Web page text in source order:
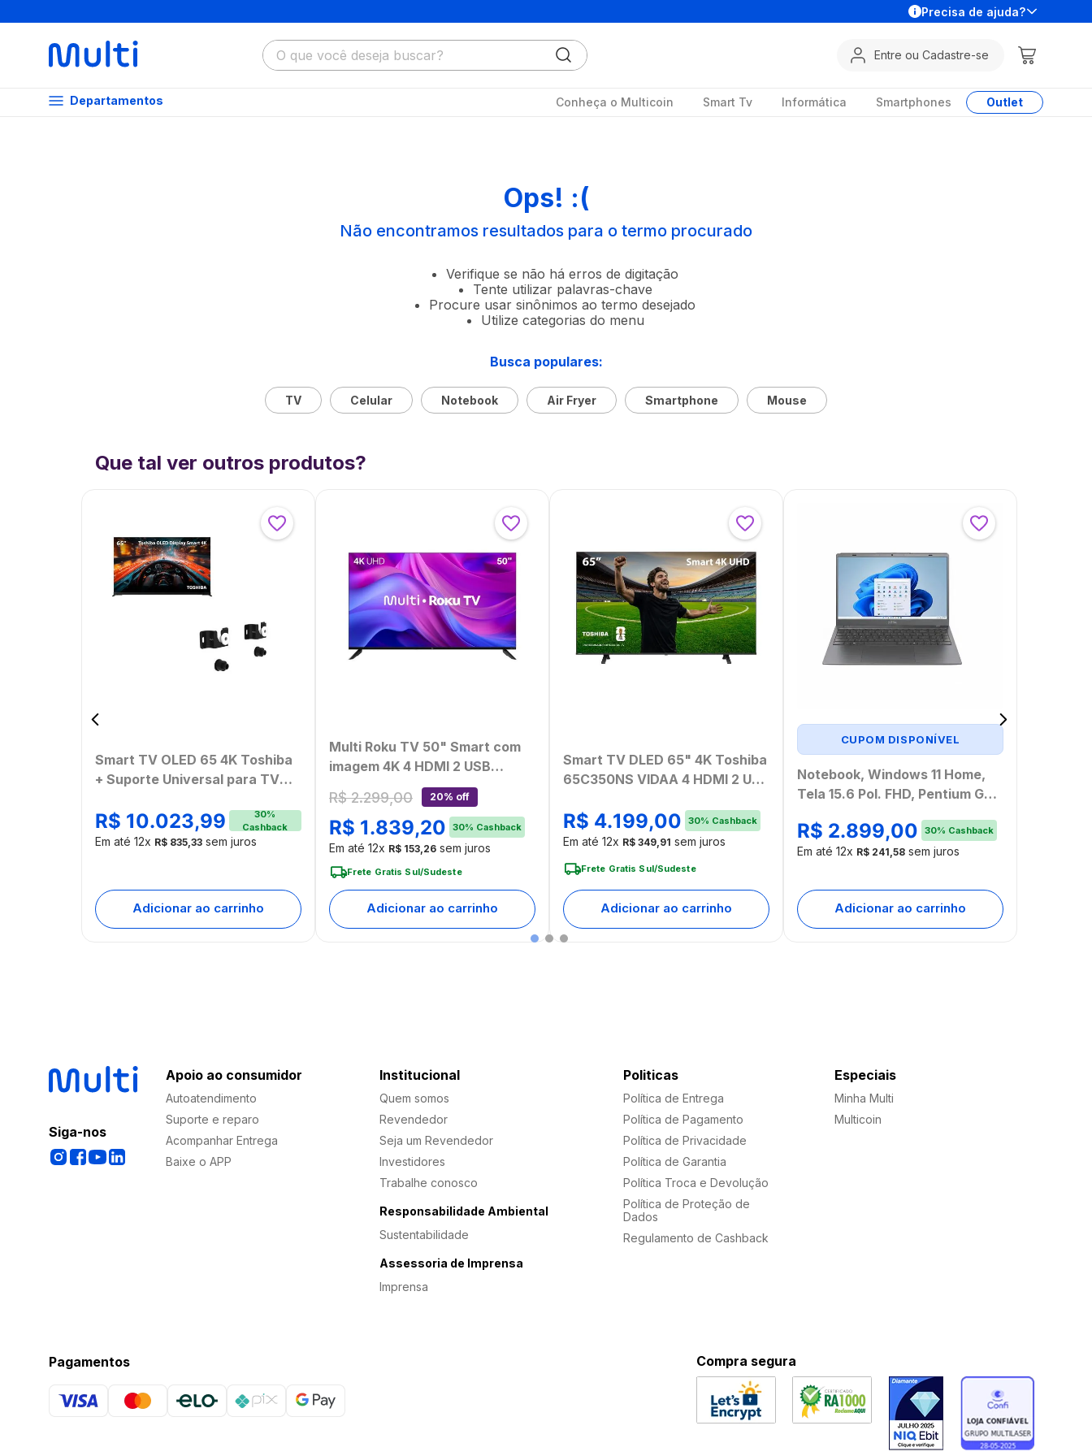
Precisa de ajuda?
O que você deseja buscar?
Entre ou Cadastre-se
Departamentos Conheça o Multicoin Smart Tv Informática Smartphones Outlet
Ops! :(
Não encontramos resultados para o termo procurado
Verifique se não há erros de digitação
Tente utilizar palavras-chave
Procure usar sinônimos ao termo desejado
Utilize categorias do menu
Busca populares:
TV Celular Notebook Air Fryer Smartphone Mouse
Que tal ver outros produtos?
Smart TV OLED 65 4K Toshiba
+ Suporte Universal para TV
R$ 10.023,99 30%
Cashback
Em até12x R$ 835,33 sem juros
Adicionar ao carrinho
Multi Roku TV 50" Smart com
imagem 4K 4 HDMI 2 USB
compatível com Alexa e Google
Home - TL059MOUT
[Reembalado]
R$ 2.299,00 20% off
R$ 1.839,20 30% Cashback
Em até12x R$ 153,26 sem juros
Frete Gratis Sul/Sudeste
Adicionar ao carrinho
Smart TV DLED 65" 4K Toshiba
65C350NS VIDAA 4 HDMI 2 USB
R$ 4.199,00 30% Cashback
Em até12x R$ 349,91 sem juros
Frete Gratis Sul/Sudeste
Adicionar ao carrinho
CUPOM DISPONÍVEL
Notebook, Windows 11 Home,
Tela 15.6 Pol. FHD, Pentium Gold
Cinza Ultra - UB366
R$ 2.899,00 30% Cashback
Em até12x R$ 241,58 sem juros
Adicionar ao carrinho
Siga-nos
Apoio ao consumidor
Autoatendimento
Suporte e reparo
Acompanhar Entrega
Baixe o APP
Institucional
Quem somos
Revendedor
Seja um Revendedor
Investidores
Trabalhe conosco
Responsabilidade Ambiental
Sustentabilidade
Assessoria de Imprensa
Imprensa
Politicas
Política de Entrega
Política de Pagamento
Política de Privacidade
Política de Garantia
Política Troca e Devolução
Política de Proteção de
Dados
Regulamento de Cashback
Especiais
Minha Multi
Multicoin
Pagamentos Compra segura